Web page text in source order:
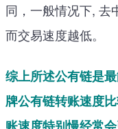
同，一般情况下, 去
而交易速度越低。
综上所述公有链是
牌公有链转账速度